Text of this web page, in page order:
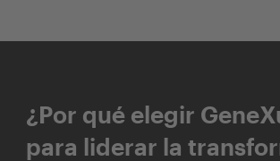
¿Por qué elegir
para liderar la